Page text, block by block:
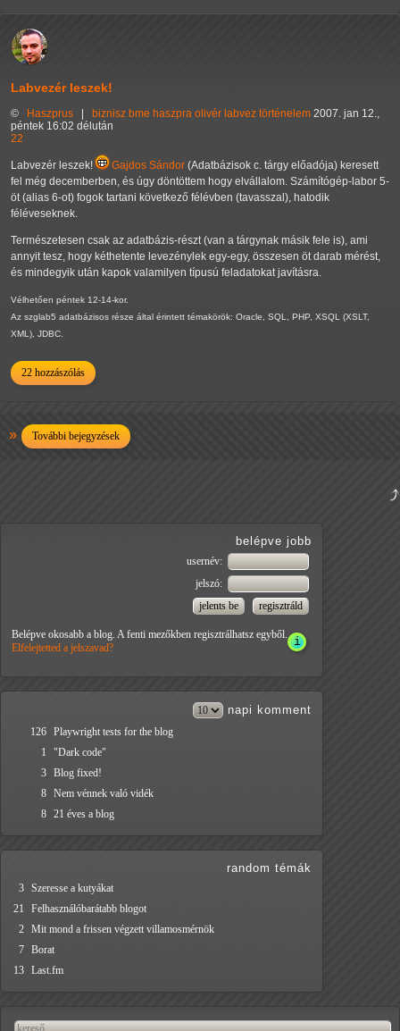
Labvezér leszek!
© Haszprus biznisz bme haszpra olivér labvez történelem 2007. jan 12.,
péntek 16:02 délután
22
Labvezér leszek! Gajdos Sándor (Adatbázisok c. tárgy előadója) keresett
fel még decemberben, és úgy döntöttem hogy elvállalom. Számítógép-labor 5-
öt (alias 6-ot) fogok tartani következő félévben (tavasszal), hatodik
féléveseknek.
Természetesen csak az adatbázis-részt (van a tárgynak másik fele is), ami
annyit tesz, hogy kéthetente levezénylek egy-egy, összesen öt darab mérést,
és mindegyik után kapok valamilyen típusú feladatokat javításra.
Vélhetően péntek 12-14-kor.
Az szglab5 adatbázisos része által érintett témakörök: Oracle, SQL, PHP, XSQL (XSLT,
XML), JDBC.
22 hozzászólás
További bejegyzések
belépve jobb
usernév:
jelszó:
Belépve okosabb a blog. A fenti mezőkben regisztrálhatsz egyből.
Elfelejtetted a jelszavad?
napi komment
126 Playwright tests for the blog
1
"Dark code"
3 Blog fixed!
8 Nem vénnek való vidék
8 21 éves a blog
random témák
3 Szeresse a kutyákat
21
Felhasználóbarátabb blogot
2 Mit mond a frissen végzett villamosmérnök
7 Borat
13 Last.fm